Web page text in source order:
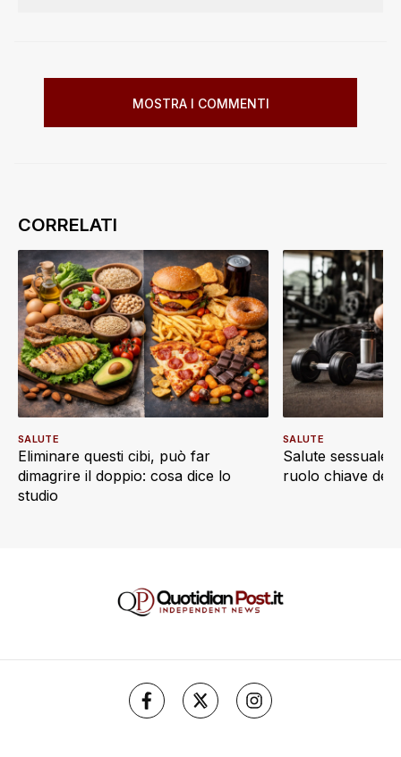
MOSTRA I COMMENTI
Eliminare questi cibi, può far
dimagrire il doppio: cosa dice lo
studio
SALUTE
Salute sessuale
ruolo chiave
SALUTE